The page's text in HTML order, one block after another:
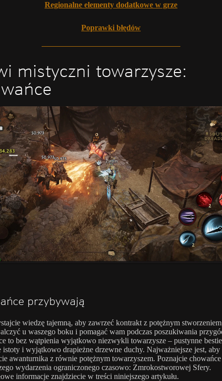
Regionalne elementy dodatkowe w grze
Poprawki błędów
mistyczni towarzysze:
przybywają
wiedzę tajemną, aby zawrzeć kontrakt z potężnym
u waszego boku i pomagać wam podczas poszukiwania
to bez wątpienia wyjątkowo niezwykli towarzysze – pustynne
istoty i wyjątkowo drapieżne drzewne duchy. Najważniejsze jest,
awanturnika z równie potężnym towarzyszem. Poznajcie chowańce
wydarzenia ograniczonego czasowo: Zmrokostworowej Sfery.
informacje znajdziecie w treści niniejszego artykułu.